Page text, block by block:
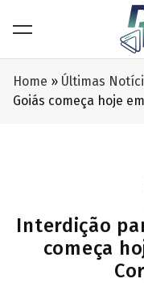
Home » Últimas
Goiás começa hoje
Interdição
começa